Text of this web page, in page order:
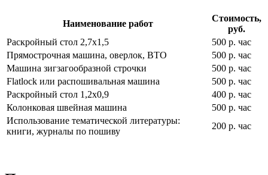
Наименование работ
Стоимость,
руб.
Раскройный стол 2,7x1,5
500 р. час
Прямострочная машина, оверлок, ВТО
500 р. час
Машина зигзагообразной строчки
500 р. час
Flatlock или распошивальная машина
500 р. час
Раскройный стол 1,2x0,9
400 р. час
Колонковая швейная машина
500 р. час
Использование тематической литературы:
книги, журналы по пошиву
200 р. час